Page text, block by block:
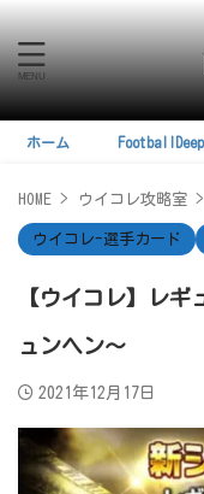
ホーム
HOME > ウイコレ攻略室 >
ウイコレ-選手カード
【ウイコレ】レギ
ュンヘン～
2021年12月17日